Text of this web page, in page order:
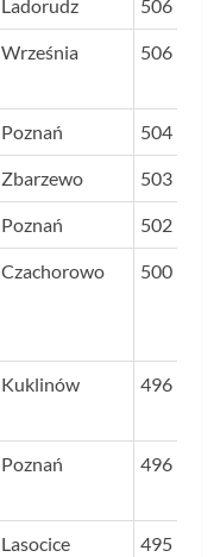
Ladorudz 506
Września 506
Poznań 504
Zbarzewo 503
Poznań 502
Czachorowo 500
Kuklinów 496
Poznań 496
Lasocice 495